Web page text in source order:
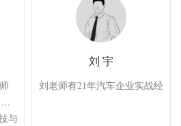
）
运营条线培训负责人
刘 宇
刘老师有21年汽车企业实战经验